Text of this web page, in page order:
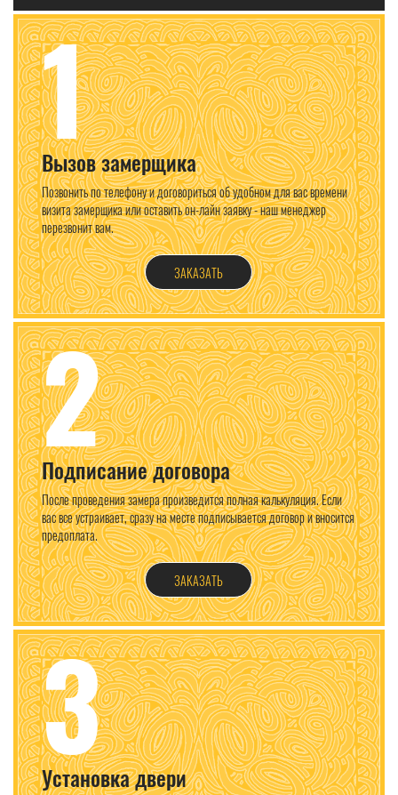
1
Вызов замерщика
Позвонить по телефону и договориться об удобном для вас времени
визита замерщика или оставить он-лайн заявку - наш менеджер
перезвонит вам.
ЗАКАЗАТЬ
2
Подписание договора
После проведения замера произведится полная калькуляция. Если
вас все устраивает, сразу на месте подписывается договор и вносится
предоплата.
ЗАКАЗАТЬ
3
Установка двери